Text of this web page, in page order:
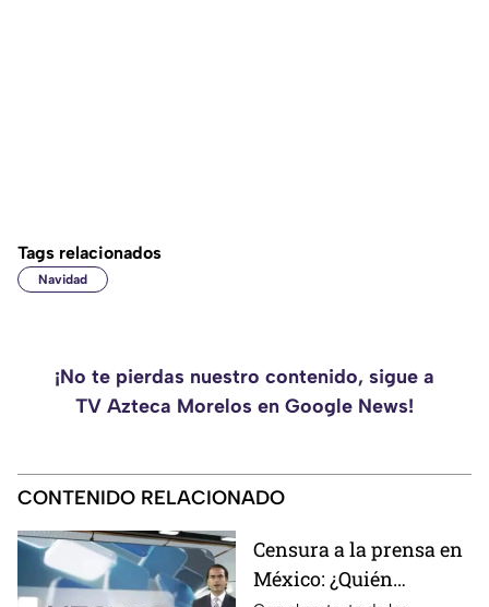
Tags relacionados
Navidad
¡No te pierdas nuestro contenido, sigue a
TV Azteca Morelos en Google News!
CONTENIDO RELACIONADO
Censura a la prensa en
México: ¿Quién